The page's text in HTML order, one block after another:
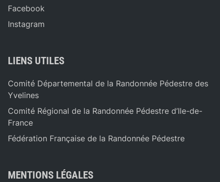
Facebook
Instagram
LIENS UTILES
Comité Départemental de la Randonnée Pédestre des
Yvelines
Comité Régional de la Randonnée Pédestre d’Ile-de-
France
Fédération Française de la Randonnée Pédestre
MENTIONS LÉGALES